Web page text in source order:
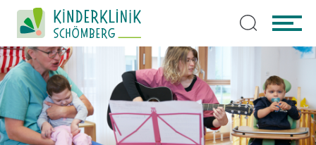
Zum Hauptinhalt springen